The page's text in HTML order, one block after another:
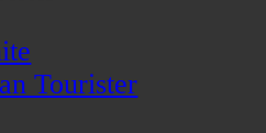
Tourister